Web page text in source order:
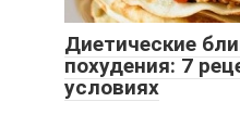
Диетические
похудения: 7
условиях